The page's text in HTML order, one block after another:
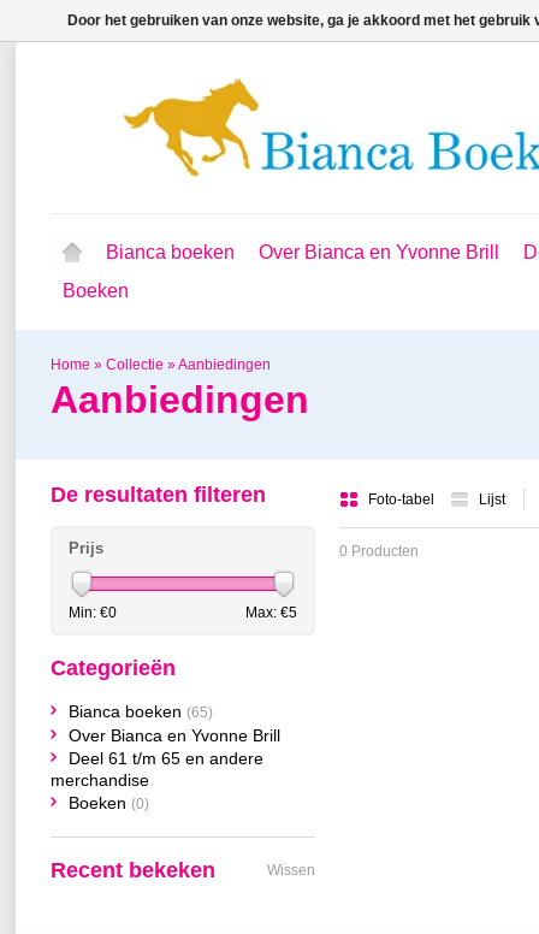
Bianca boeken Over Bianca en Yvonne Brill
Boeken
Home » Collectie »Aanbiedingen
Aanbiedingen
Foto-tabel Lijst
0 Producten
De resultaten filteren
Prijs
Min: €0 Max: €5
Categorieën
Bianca boeken (65)
Over Bianca en Yvonne Brill
Deel 61 t/m 65 en andere
merchandise
Boeken (0)
Recent bekeken Wissen
Door het gebruiken van onze website, ga je akkoord met het